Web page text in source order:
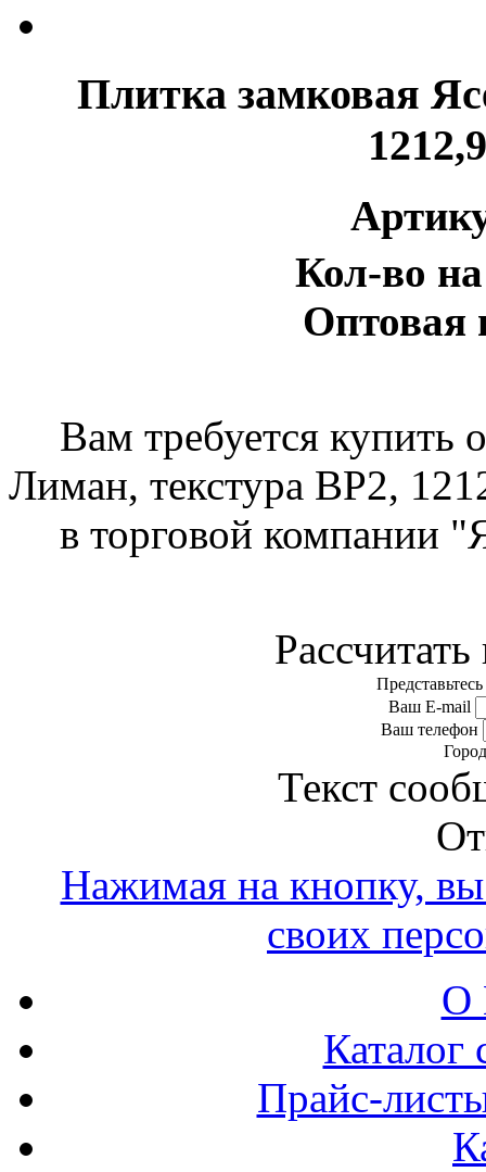
Плитка замковая
Кол-во
Оптовая
Вам требуется купить
Лиман, текстура BP2,
в торговой компании
Представьтесь
Ваш E-mail
Ваш телефон
Город
Текст
Нажимая на кнопку, вы
своих
О
Каталог
Прайс-